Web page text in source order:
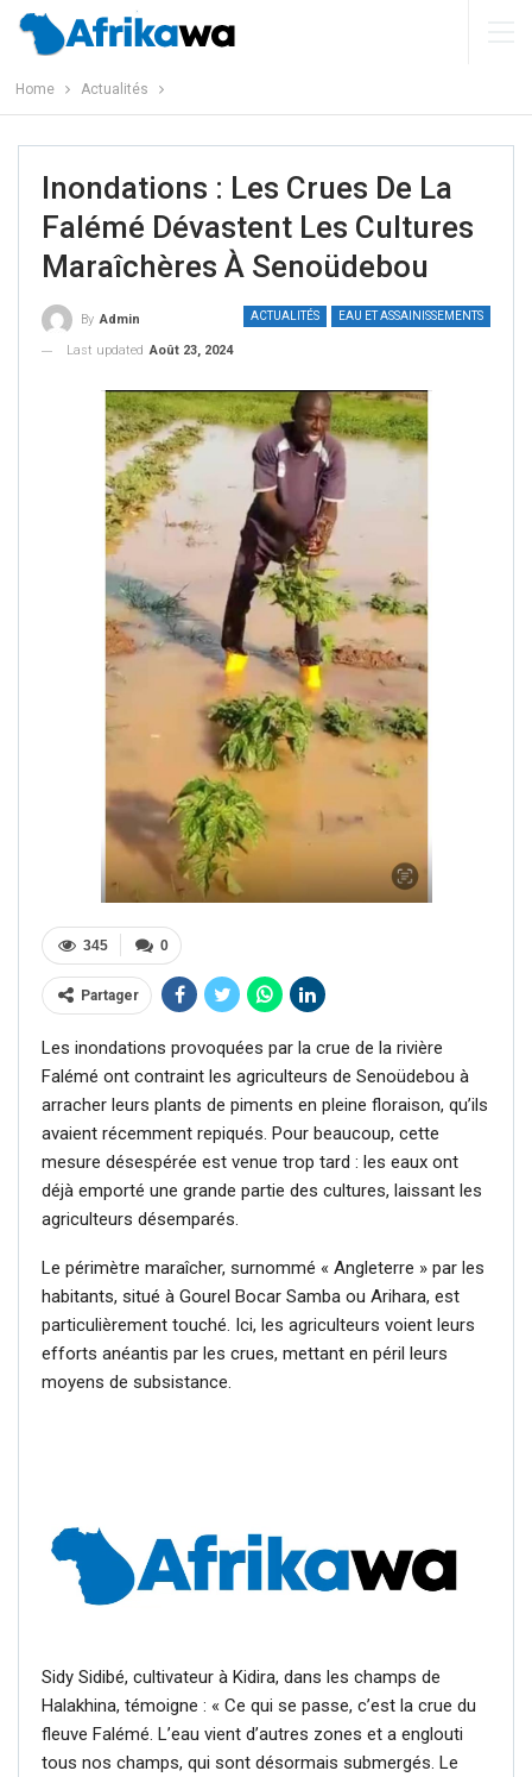
Home Actualités
Inondations : Les Crues De La
Falémé Dévastent Les Cultures
Maraîchères À Senoüdebou
ACTUALITÉS EAU ET ASSAINISSEMENTS
By Admin
Last updated Août 23, 2024
0
345
Partager
Les inondations provoquées par la crue de la rivière
Falémé ont contraint les agriculteurs de Senoüdebou à
arracher leurs plants de piments en pleine floraison, qu’ils
avaient récemment repiqués. Pour beaucoup, cette
mesure désespérée est venue trop tard : les eaux ont
déjà emporté une grande partie des cultures, laissant les
agriculteurs désemparés.
Le périmètre maraîcher, surnommé « Angleterre » par les
habitants, situé à Gourel Bocar Samba ou Arihara, est
particulièrement touché. Ici, les agriculteurs voient leurs
efforts anéantis par les crues, mettant en péril leurs
moyens de subsistance.
Sidy Sidibé, cultivateur à Kidira, dans les champs de
Halakhina, témoigne : « Ce qui se passe, c’est la crue du
fleuve Falémé. L’eau vient d’autres zones et a englouti
tous nos champs, qui sont désormais submergés. Le